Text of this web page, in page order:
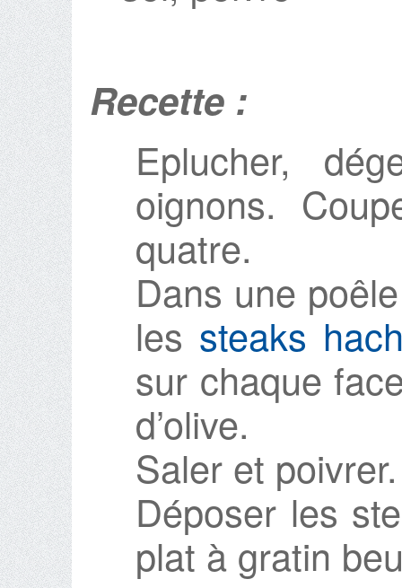
Recette :
Eplucher,
oignons.
quatre.
Dans une
les steaks
sur chaque
d’olive.
Saler et poivrer.
Déposer les
plat à gratin